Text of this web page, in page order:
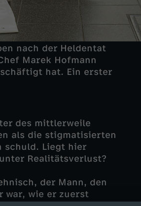
nach der Heldentat
Marek Hofmann
hat. Ein erster
des mittlerweile
als die stigmatisierten
schuld. Liegt hier
Realitätsverlust?
der Mann, den
war, wie er zuerst